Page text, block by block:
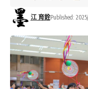
江 育銓Published: